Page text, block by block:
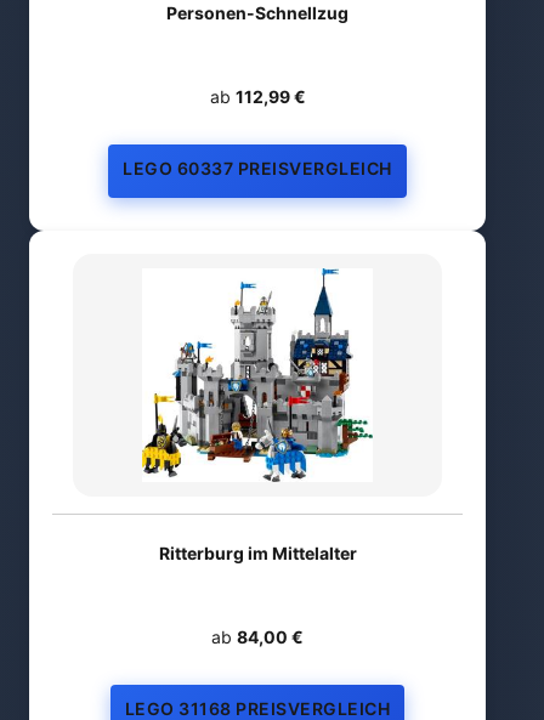
Personen-Schnellzug
ab 112,99 €
LEGO 60337 PREISVERGLEICH
Ritterburg im Mittelalter
ab 84,00 €
LEGO 31168 PREISVERGLEICH